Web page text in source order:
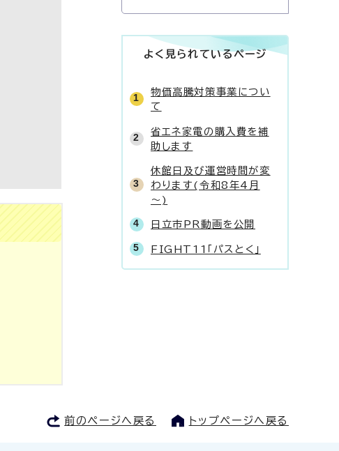
よく見られているページ
物価高騰対策事業につい
て
省エネ家電の購入費を補
助します
休館日及び運営時間が変
わります(令和8年4月
～)
日立市PR動画を公開
FIGHT11「パスとく」
前のページへ戻る トップページへ戻る